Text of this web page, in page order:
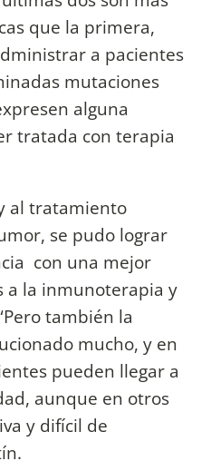
que la primera,
a pacientes
mutaciones
alguna
tratada con terapia
al tratamiento
se pudo lograr
con una mejor
a la inmunoterapia y
también la
mucho, y en
pueden llegar a
aunque en otros
y difícil de